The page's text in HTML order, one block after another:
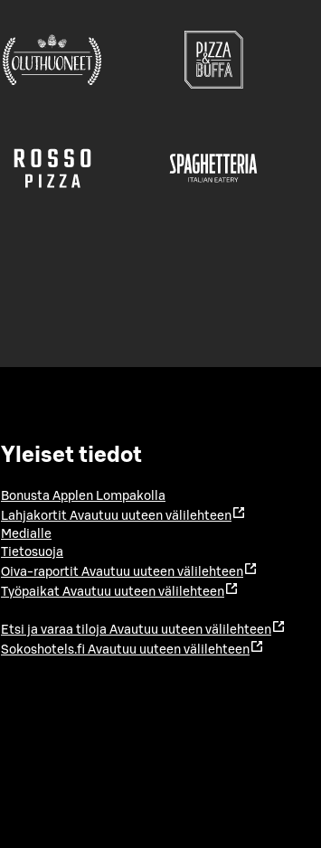
Yleiset tiedot
Bonusta Applen Lompakolla
Lahjakortit Avautuu uuteen välilehteen
Medialle
Tietosuoja
Oiva-raportit Avautuu uuteen välilehteen
Työpaikat Avautuu uuteen välilehteen
Etsi ja varaa tiloja Avautuu uuteen välilehteen
Sokoshotels.fi Avautuu uuteen välilehteen